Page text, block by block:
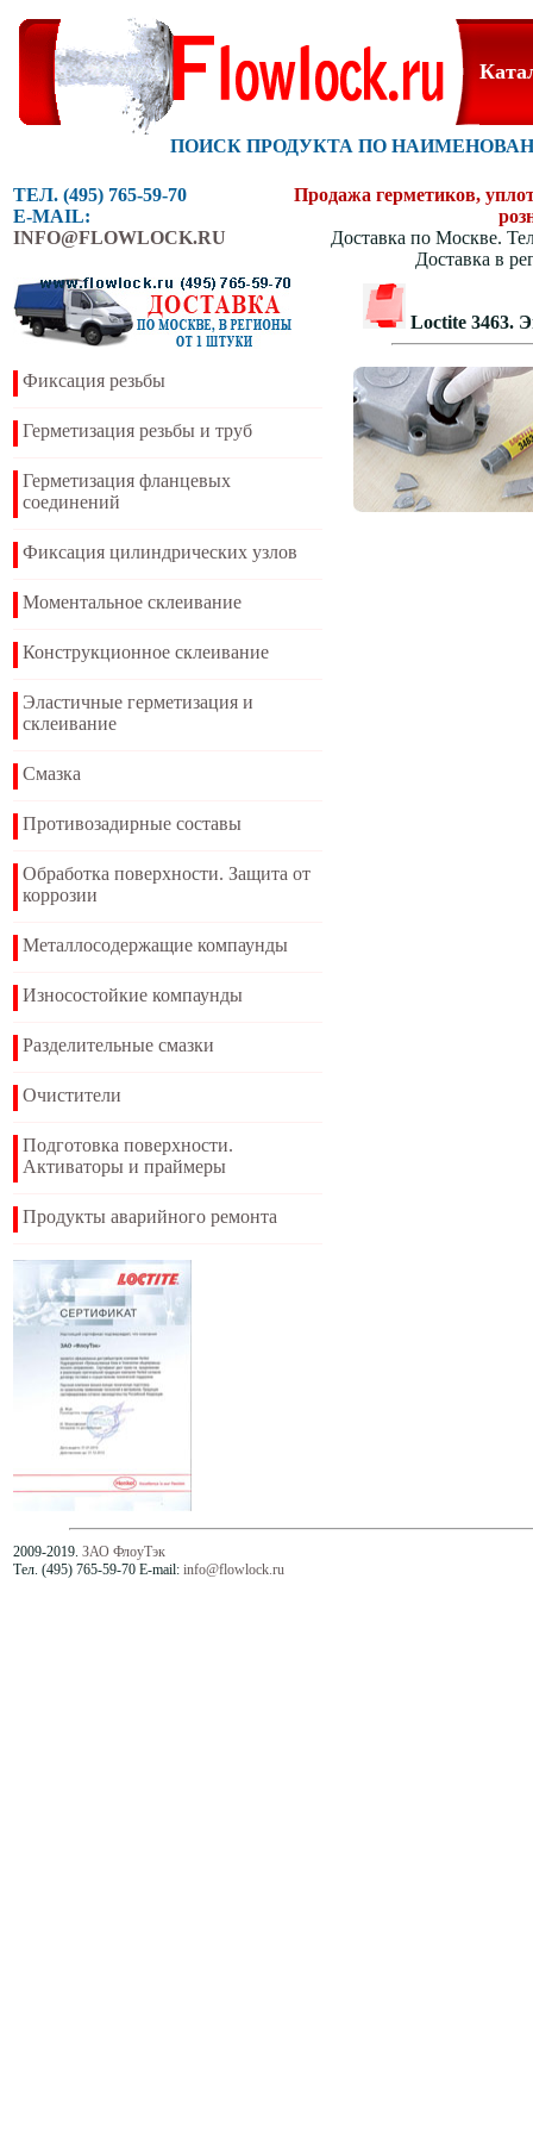
ПОИСК ПРОДУКТА ПО
ТЕЛ. (495) 765-59-70
E-MAIL:
INFO@FLOWLOCK.RU
Продажа герметиков,
Доставка по Москве.
Доставка в
Фиксация резьбы
Герметизация резьбы и труб
Герметизация фланцевых
соединений
Фиксация цилиндрических узлов
Моментальное склеивание
Конструкционное склеивание
Эластичные герметизация и
склеивание
Смазка
Противозадирные составы
Обработка поверхности. Защита от
коррозии
Металлосодержащие компаунды
Износостойкие компаунды
Разделительные смазки
Очистители
Подготовка поверхности.
Активаторы и праймеры
Продукты аварийного ремонта
Loctite 3463.
2009-2019. ЗАО ФлоуТэк
Тел. (495) 765-59-70 E-mail: info@flowlock.ru